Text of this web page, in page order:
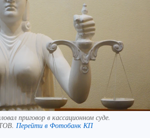
приговор в кассационном суде.
Перейти в Фотобанк КП